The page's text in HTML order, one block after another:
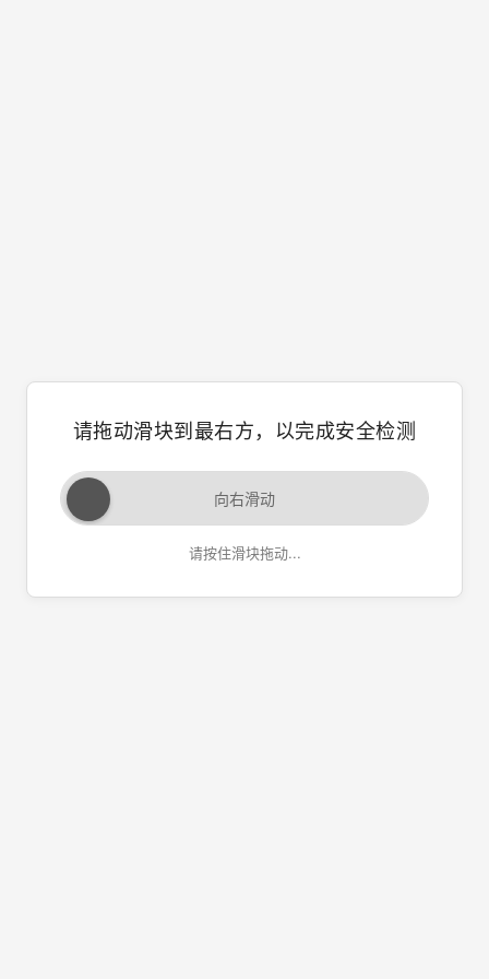
请拖动滑块到最右方，以完成安全检测
向右滑动
请按住滑块拖动...